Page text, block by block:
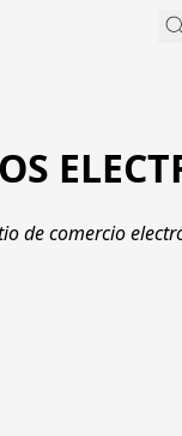
de comercio